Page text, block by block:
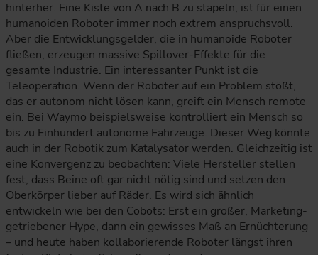
hinterher. Eine Kiste von A nach B zu stapeln, ist für einen
humanoiden Roboter immer noch extrem anspruchsvoll.
Aber die Entwicklungsgelder, die in humanoide Roboter
fließen, erzeugen massive Spillover-Effekte für die
gesamte Industrie. Ein interessanter Punkt ist die
Teleoperation. Wenn der Roboter auf ein Problem stößt,
das er autonom nicht lösen kann, greift ein Mensch remote
ein. Bei Waymo beispielsweise kontrolliert ein Mensch so
bis zu Einhundert autonome Fahrzeuge. Dieser Weg könnte
auch in der Robotik zum Katalysator werden. Gleichzeitig ist
eine Konvergenz zu beobachten: Viele Hersteller stellen
fest, dass Beine oft gar nicht nötig sind und setzen den
Oberkörper lieber auf Räder. Es wird sich ähnlich
entwickeln wie bei den Cobots: Erst ein großer, Marketing-
getriebener Hype, dann ein gewisses Maß an Ernüchterung
– und heute haben kollaborierende Roboter längst ihren